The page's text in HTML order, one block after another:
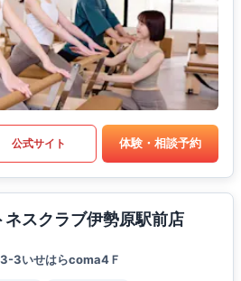
公式サイト 体験・相談予約
スクラブ伊勢原駅前店
3いせはらcoma4Ｆ